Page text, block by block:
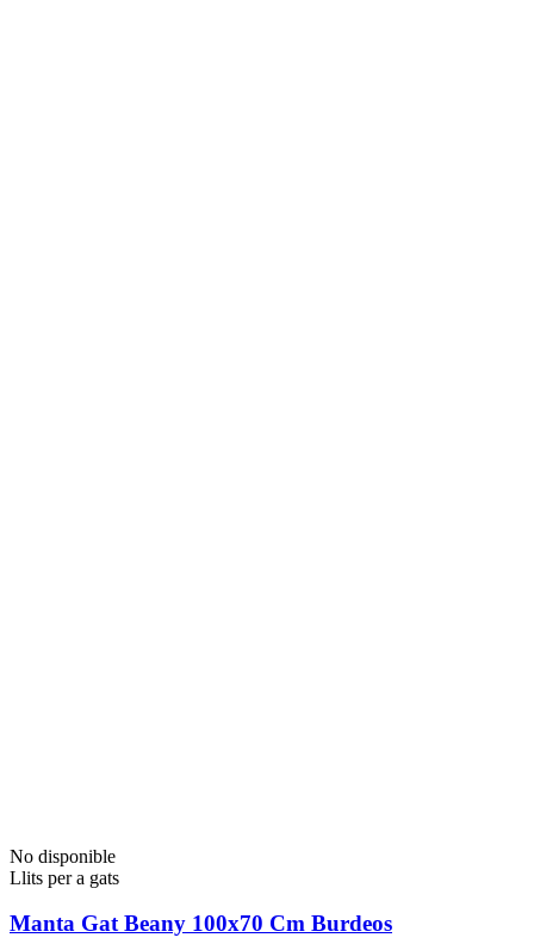
No disponible
Llits per a gats
Manta Gat Beany 100x70 Cm Burdeos